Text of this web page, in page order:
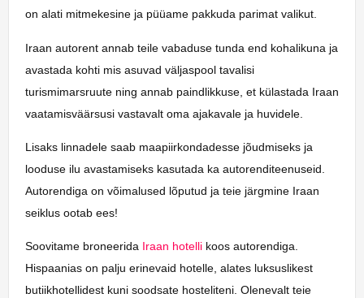
on alati mitmekesine ja püüame pakkuda parimat valikut.
Iraan autorent annab teile vabaduse tunda end kohalikuna ja
avastada kohti mis asuvad väljaspool tavalisi
turismimarsruute ning annab paindlikkuse, et külastada Iraan
vaatamisväärsusi vastavalt oma ajakavale ja huvidele.
Lisaks linnadele saab maapiirkondadesse jõudmiseks ja
looduse ilu avastamiseks kasutada ka autorenditeenuseid.
Autorendiga on võimalused lõputud ja teie järgmine Iraan
seiklus ootab ees!
Soovitame broneerida Iraan hotelli koos autorendiga.
Hispaanias on palju erinevaid hotelle, alates luksuslikest
butiikhotellidest kuni soodsate hosteliteni. Olenevalt teie